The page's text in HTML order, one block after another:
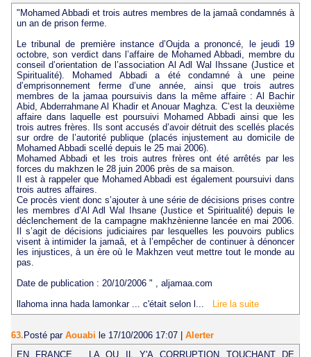
"Mohamed Abbadi et trois autres membres de la jamaâ condamnés à
un an de prison ferme.
Le tribunal de première instance d’Oujda a prononcé, le jeudi 19
octobre, son verdict dans l’affaire de Mohamed Abbadi, membre du
conseil d’orientation de l’association Al Adl Wal Ihssane (Justice et
Spiritualité). Mohamed Abbadi a été condamné à une peine
d’emprisonnement ferme d’une année, ainsi que trois autres
membres de la jamaa poursuivis dans la même affaire : Al Bachir
Abid, Abderrahmane Al Khadir et Anouar Maghza. C’est la deuxième
affaire dans laquelle est poursuivi Mohamed Abbadi ainsi que les
trois autres frères. Ils sont accusés d’avoir détruit des scellés placés
sur ordre de l’autorité publique (placés injustement au domicile de
Mohamed Abbadi scellé depuis le 25 mai 2006).
Mohamed Abbadi et les trois autres frères ont été arrêtés par les
forces du makhzen le 28 juin 2006 près de sa maison.
Il est à rappeler que Mohamed Abbadi est également poursuivi dans
trois autres affaires.
Ce procès vient donc s’ajouter à une série de décisions prises contre
les membres d’Al Adl Wal Ihsane (Justice et Spiritualité) depuis le
déclenchement de la campagne makhzènienne lancée en mai 2006.
Il s’agit de décisions judiciaires par lesquelles les pouvoirs publics
visent à intimider la jamaâ, et à l’empêcher de continuer à dénoncer
les injustices, à un ère où le Makhzen veut mettre tout le monde au
pas.
Date de publication : 20/10/2006 " , aljamaa.com
llahoma inna hada lamonkar ... c'était selon l...
Lire la suite
63. Posté par Aouabi le 17/10/2006 17:07
Alerter
EN FRANCE , LA OU IL Y'A CORRUPTION TOUCHANT DE